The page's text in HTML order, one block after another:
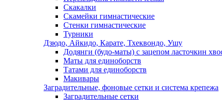
Скакалки
Скамейки гимнастические
Стенки гимнастические
Турники
Дзюдо, Айкидо, Карате, Тхеквондо, Ушу
Додянги (будо-маты) с зацепом ласточкин
Маты для единоборств
Татами для единоборств
Макивары
Заградительные, фоновые сетки и система крепежа
Заградительные сетки